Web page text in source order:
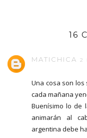
16
MATICHICA 2
Una cosa son
cada mañana
Buenísimo lo de
animarán al
argentina debe